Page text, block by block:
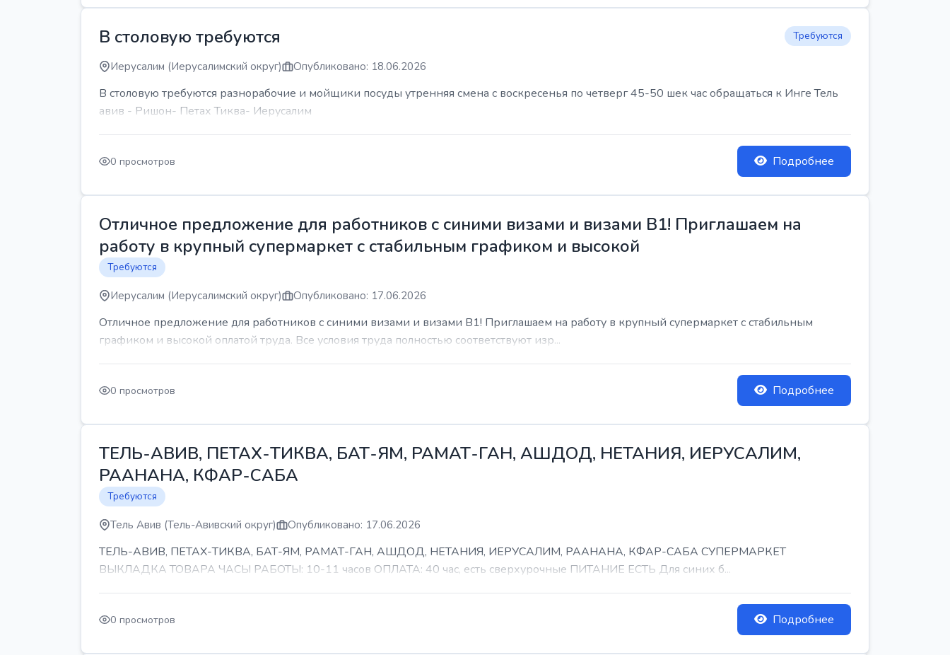
В столовую требуются Требуются
Иерусалим (Иерусалимский округ) Опубликовано: 18.06.2026
В столовую требуются разнорабочие и мойщики посуды утренняя смена с воскресенья по четверг 45-50 шек час обращаться к Инге Тель
авив - Ришон- Петах Тиква- Иерусалим
0 просмотров Подробнее
Отличное предложение для работников с синими визами и визами B1! Приглашаем на
работу в крупный супермаркет с стабильным графиком и высокой
Требуются
Иерусалим (Иерусалимский округ) Опубликовано: 17.06.2026
Отличное предложение для работников с синими визами и визами B1! Приглашаем на работу в крупный супермаркет с стабильным
графиком и высокой оплатой труда. Все условия труда полностью соответствуют изр...
0 просмотров Подробнее
ТЕЛЬ-АВИВ, ПЕТАХ-ТИКВА, БАТ-ЯМ, РАМАТ-ГАН, АШДОД, НЕТАНИЯ, ИЕРУСАЛИМ,
РААНАНА, КФАР-САБА
Требуются
Тель Авив (Тель-Авивский округ) Опубликовано: 17.06.2026
ТЕЛЬ-АВИВ, ПЕТАХ-ТИКВА, БАТ-ЯМ, РАМАТ-ГАН, АШДОД, НЕТАНИЯ, ИЕРУСАЛИМ, РААНАНА, КФАР-САБА СУПЕРМАРКЕТ
ВЫКЛАДКА ТОВАРА ЧАСЫ РАБОТЫ: 10-11 часов ОПЛАТА: 40 час, есть сверхурочные ПИТАНИЕ ЕСТЬ Для синих б...
0 просмотров Подробнее